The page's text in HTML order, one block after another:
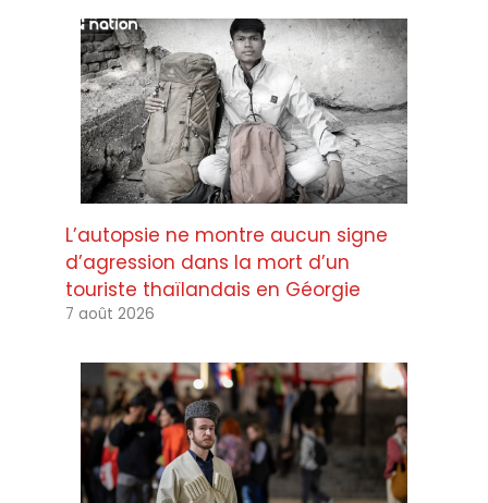
L’autopsie ne montre aucun signe
d’agression dans la mort d’un
touriste thaïlandais en Géorgie
7 août 2026